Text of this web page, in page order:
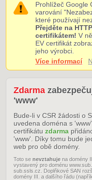
Prohlížeč Google
varování
které používají
Přejděte na
certifikátem! V
EV certifikát
jeho výrobci.
Více informací
Zdarma
'www'
Bude-li v CSR žádosti o
uvedena doména s
certifikátu zdarma
'www'. Díky tomu bude
web pro obě domény.
Toto se nevztahuje na domény
vystavený pro doménu
sub.ssls.cz. Doplňkové SAN
domény III. a dalšího řádu